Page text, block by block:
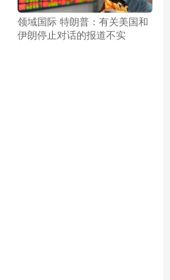
领域国际 特朗普：有关美国和
伊朗停止对话的报道不实